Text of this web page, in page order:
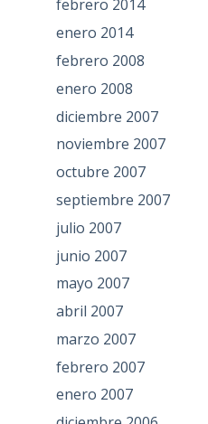
febrero 2014
enero 2014
febrero 2008
enero 2008
diciembre 2007
noviembre 2007
octubre 2007
septiembre 2007
julio 2007
junio 2007
mayo 2007
abril 2007
marzo 2007
febrero 2007
enero 2007